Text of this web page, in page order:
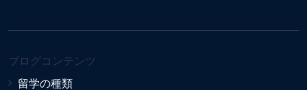
ブログコンテンツ
留学の種類